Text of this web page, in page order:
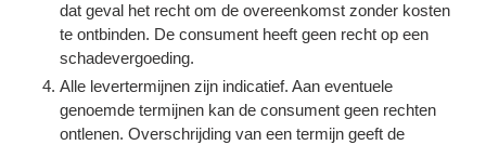
dat geval het recht om de overeenkomst zonder kosten
te ontbinden. De consument heeft geen recht op een
schadevergoeding.
Alle levertermijnen zijn indicatief. Aan eventuele
genoemde termijnen kan de consument geen rechten
ontlenen. Overschrijding van een termijn geeft de